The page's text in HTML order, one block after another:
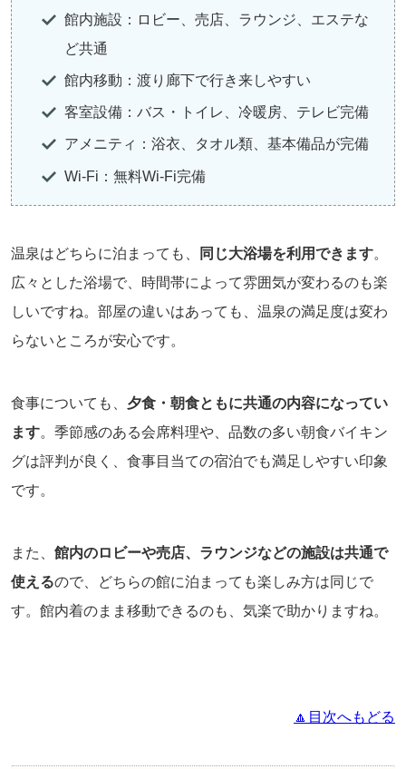
館内施設：ロビー、売店、ラウンジ、エステな
ど共通
館内移動：渡り廊下で行き来しやすい
客室設備：バス・トイレ、冷暖房、テレビ完備
アメニティ：浴衣、タオル類、基本備品が完備
Wi-Fi：無料Wi-Fi完備
温泉はどちらに泊まっても、 同じ大浴場を利用できます。
広々とした浴場で、時間帯によって雰囲気が変わるのも楽
しいですね。部屋の違いはあっても、温泉の満足度は変わ
らないところが安心です。
食事についても、 夕食・朝食ともに共通の内容になってい
ます。季節感のある会席料理や、品数の多い朝食バイキン
グは評判が良く、食事目当ての宿泊でも満足しやすい印象
です。
また、 館内のロビーや売店、ラウンジなどの施設は共通で
使えるので、どちらの館に泊まっても楽しみ方は同じで
す。館内着のまま移動できるのも、気楽で助かりますね。
🔼目次へもどる